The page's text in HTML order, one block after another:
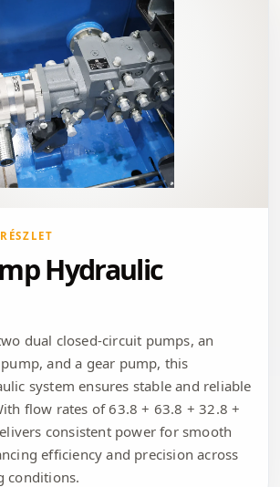
Hydraulic
dual closed-circuit pumps, an
and a gear pump, this
system ensures stable and reliable
flow rates of 63.8 + 63.8 + 32.8 +
consistent power for smooth
efficiency and precision across
conditions.